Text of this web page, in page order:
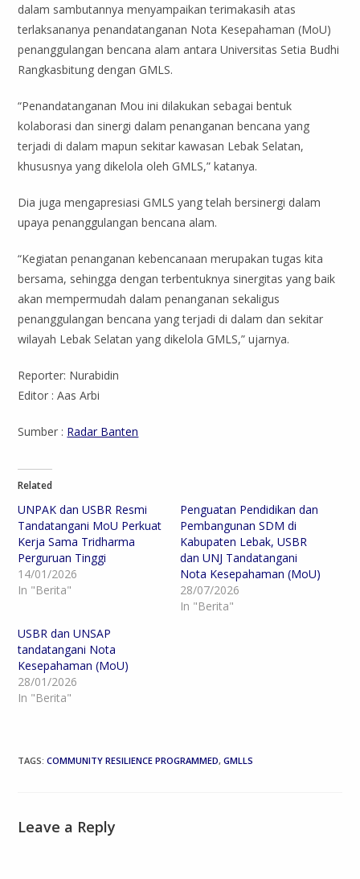
dalam sambutannya menyampaikan terimakasih atas
terlaksananya penandatanganan Nota Kesepahaman (MoU)
penanggulangan bencana alam antara Universitas Setia Budhi
Rangkasbitung dengan GMLS.
“Penandatanganan Mou ini dilakukan sebagai bentuk
kolaborasi dan sinergi dalam penanganan bencana yang
terjadi di dalam mapun sekitar kawasan Lebak Selatan,
khususnya yang dikelola oleh GMLS,” katanya.
Dia juga mengapresiasi GMLS yang telah bersinergi dalam
upaya penanggulangan bencana alam.
“Kegiatan penanganan kebencanaan merupakan tugas kita
bersama, sehingga dengan terbentuknya sinergitas yang baik
akan mempermudah dalam penanganan sekaligus
penanggulangan bencana yang terjadi di dalam dan sekitar
wilayah Lebak Selatan yang dikelola GMLS,” ujarnya.
Reporter: Nurabidin
Editor : Aas Arbi
Sumber : Radar Banten
Related
UNPAK dan USBR Resmi
Tandatangani MoU Perkuat
Kerja Sama Tridharma
Perguruan Tinggi
14/01/2026
In "Berita"
Penguatan Pendidikan dan
Pembangunan SDM di
Kabupaten Lebak, USBR
dan UNJ Tandatangani
Nota Kesepahaman (MoU)
28/07/2026
In "Berita"
USBR dan UNSAP
tandatangani Nota
Kesepahaman (MoU)
28/01/2026
In "Berita"
TAGS:COMMUNITY RESILIENCE PROGRAMMED, GMLLS
Leave a Reply